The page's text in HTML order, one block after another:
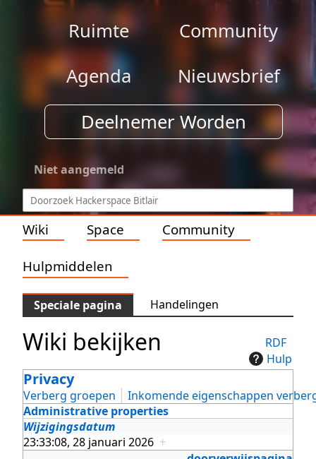
Ruimte
Community
Agenda
Nieuwsbrief
Deelnemer Worden
Niet aangemeld
Wiki Space Community
Hulpmiddelen
Speciale pagina Handelingen
RDF
Hulp
Wiki bekijken
Privacy
Verberg groepen
Inkomende eigenschappen
Administrative properties
Wijzigingsdatum
23:33:08, 28 januari 2026 +